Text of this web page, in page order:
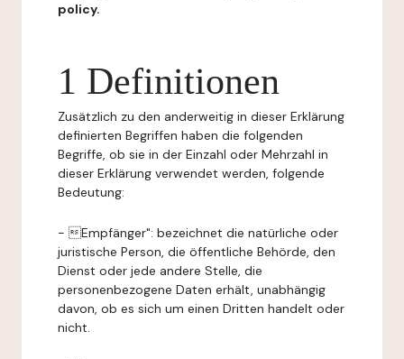
policy.
1 Definitionen
Zusätzlich zu den anderweitig in dieser Erklärung
definierten Begriffen haben die folgenden
Begriffe, ob sie in der Einzahl oder Mehrzahl in
dieser Erklärung verwendet werden, folgende
Bedeutung:
- Empfänger": bezeichnet die natürliche oder
juristische Person, die öffentliche Behörde, den
Dienst oder jede andere Stelle, die
personenbezogene Daten erhält, unabhängig
davon, ob es sich um einen Dritten handelt oder
nicht.